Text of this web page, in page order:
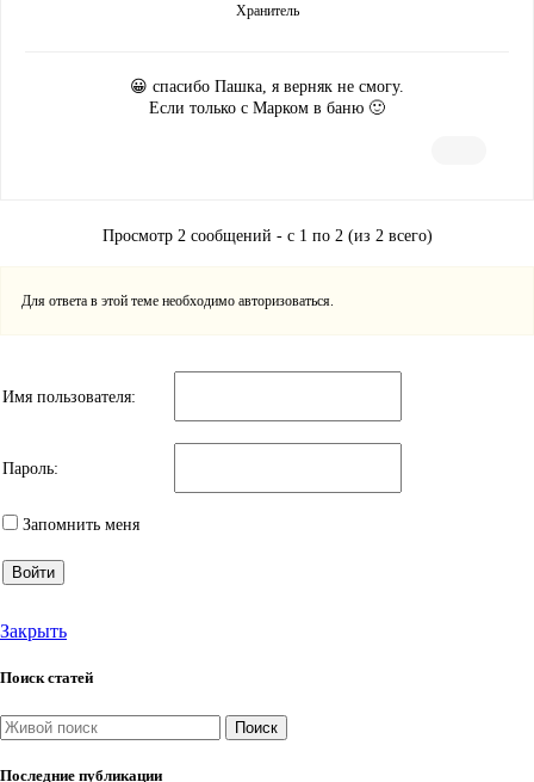
Хранитель
😀 спасибо Пашка, я верняк не смогу.
Если только с Марком в баню 🙂
Просмотр 2 сообщений - с 1 по 2 (из 2 всего)
Для ответа в этой теме необходимо авторизоваться.
Имя пользователя:
Пароль:
Запомнить меня
Войти
Закрыть
Поиск статей
Поиск
Последние публикации